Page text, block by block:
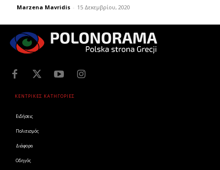
Marzena Mavridis - 15 Δεκεμβρίου, 2020
ΚΕΝΤΡΙΚΕΣ ΚΑΤΗΓΟΡΙΕΣ
Ειδήσεις
Πολιτισμός
Διάφορα
Οδηγός